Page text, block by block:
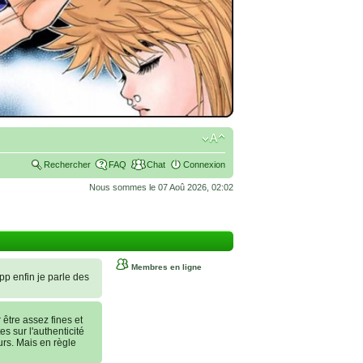
Rechercher FAQ Chat Connexion
Nous sommes le 07 Aoû 2026, 02:02
enfin je parle des
assez fines et
sur l'authenticité
Mais en règle
Membres en ligne